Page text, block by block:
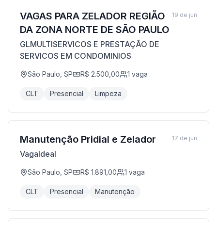
VAGAS PARA ZELADOR REGIÃO
DA ZONA NORTE DE SÃO PAULO
GLMULTISERVICOS E PRESTAÇÃO DE
SERVICOS EM CONDOMINIOS
São Paulo, SP R$ 2.500,00 1 vaga
CLT Presencial Limpeza
19 de jun
Manutenção Pridial e Zelador
VagaIdeal
São Paulo, SP R$ 1.891,00 1 vaga
CLT Presencial Manutenção
17 de jun